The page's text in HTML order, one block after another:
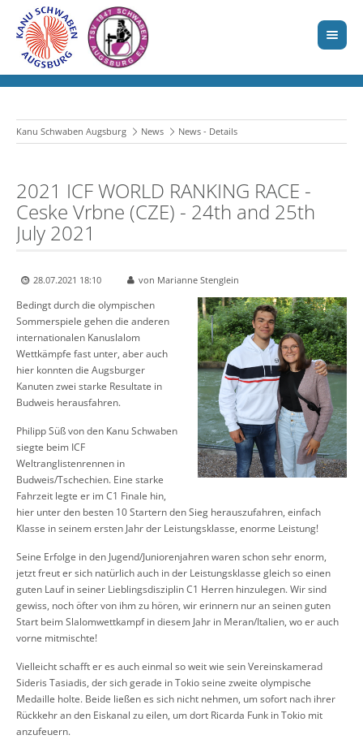
Kanu Schwaben Augsburg News News - Details
2021 ICF WORLD RANKING RACE -
Ceske Vrbne (CZE) - 24th and 25th
July 2021
28.07.2021 18:10 von Marianne Stenglein
Bedingt durch die olympischen
Sommerspiele gehen die anderen
internationalen Kanuslalom
Wettkämpfe fast unter, aber auch
hier konnten die Augsburger
Kanuten zwei starke Resultate in
Budweis herausfahren.
Philipp Süß von den Kanu Schwaben
siegte beim ICF
Weltranglistenrennen in
Budweis/Tschechien. Eine starke
Fahrzeit legte er im C1 Finale hin,
hier unter den besten 10 Startern den Sieg herauszufahren, einfach
Klasse in seinem ersten Jahr der Leistungsklasse, enorme Leistung!
Seine Erfolge in den Jugend/Juniorenjahren waren schon sehr enorm,
jetzt freut er sich natürlich auch in der Leistungsklasse gleich so einen
guten Lauf in seiner Lieblingsdisziplin C1 Herren hinzulegen. Wir sind
gewiss, noch öfter von ihm zu hören, wir erinnern nur an seinen guten
Start beim Slalomwettkampf in diesem Jahr in Meran/Italien, wo er auch
vorne mitmischte!
Vielleicht schafft er es auch einmal so weit wie sein Vereinskamerad
Sideris Tasiadis, der sich gerade in Tokio seine zweite olympische
Medaille holte. Beide ließen es sich nicht nehmen, um sofort nach ihrer
Rückkehr an den Eiskanal zu eilen, um dort Ricarda Funk in Tokio mit
anzufeuern.